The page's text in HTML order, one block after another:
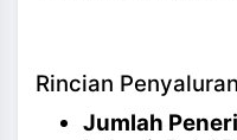
Rincian Penyaluran
Jumlah